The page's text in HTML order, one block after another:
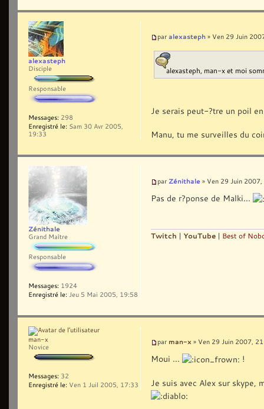
par alexasteph » Ven 29 Juin
alexasteph, man-x et moi
Je serais peut-?tre un poil
Manu, tu me surveilles du
alexasteph
Disciple
Responsable
Messages: 298
Enregistré le: Sam 30 Avr 2005,
19:33
par Zénithale » Ven 29 Juin
Pas de r?ponse de Malki...
Twitch | YouTube | Best of
Zénithale
Grand Maître
Responsable
Messages: 1924
Enregistré le: Jeu 5 Mai 2005, 19:58
par man-x » Ven 29 Juin 2007,
Moui ... !
Je suis avec Alex sur skype,
man-x
Novice
Messages: 32
Enregistré le: Ven 1 Juil 2005, 17:33